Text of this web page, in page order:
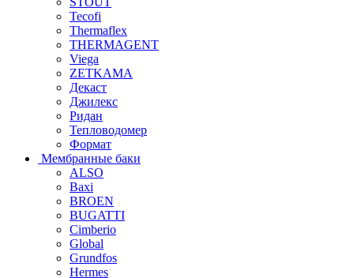
Tecofi
Thermaflex
THERMAGENT
Viega
ZETKAMA
Декаст
Джилекс
Ридан
Тепловодомер
Формат
Мембранные баки
ALSO
Baxi
BROEN
BUGATTI
Cimberio
Global
Grundfos
Hermes